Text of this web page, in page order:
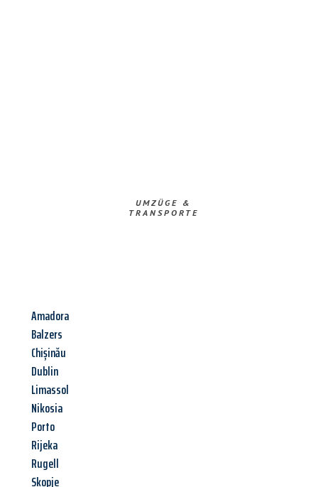
UMZÜGE &
TRANSPORTE
Amadora
Balzers
Chișinău
Dublin
Limassol
Nikosia
Porto
Rijeka
Rugell
Skopje